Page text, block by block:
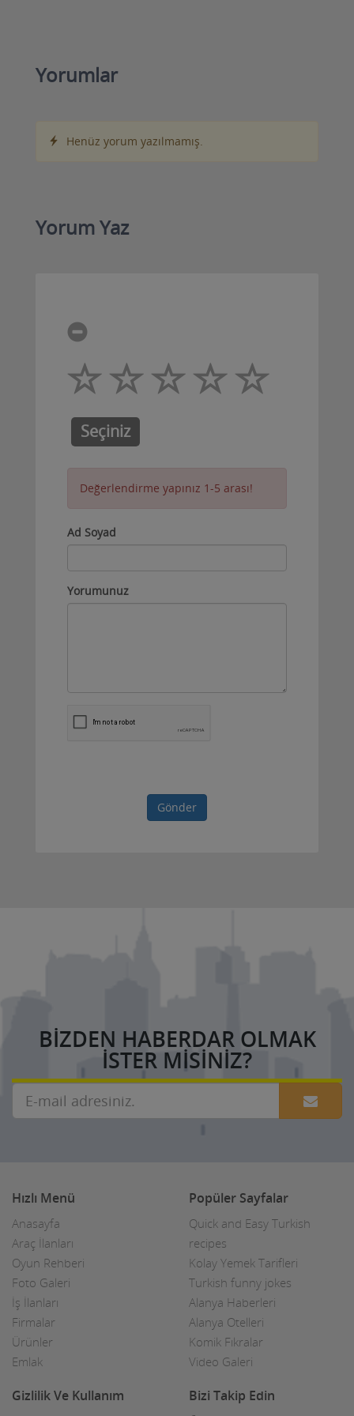
Yorumlar
Henüz yorum yazılmamış.
Yorum Yaz
Seçiniz
Değerlendirme yapınız 1-5 arası!
Ad Soyad
Yorumunuz
Gönder
BIZDEN HABERDAR OLMAK
ISTER MISINIZ?
Hızlı Menü
Anasayfa
Araç İlanları
Oyun Rehberi
Foto Galeri
İş İlanları
Firmalar
Ürünler
Emlak
Popüler Sayfalar
Quick and Easy Turkish
recipes
Kolay Yemek Tarifleri
Turkish funny jokes
Alanya Haberleri
Alanya Otelleri
Komik Fıkralar
Video Galeri
Gizlilik Ve Kullanım Bizi Takip Edin